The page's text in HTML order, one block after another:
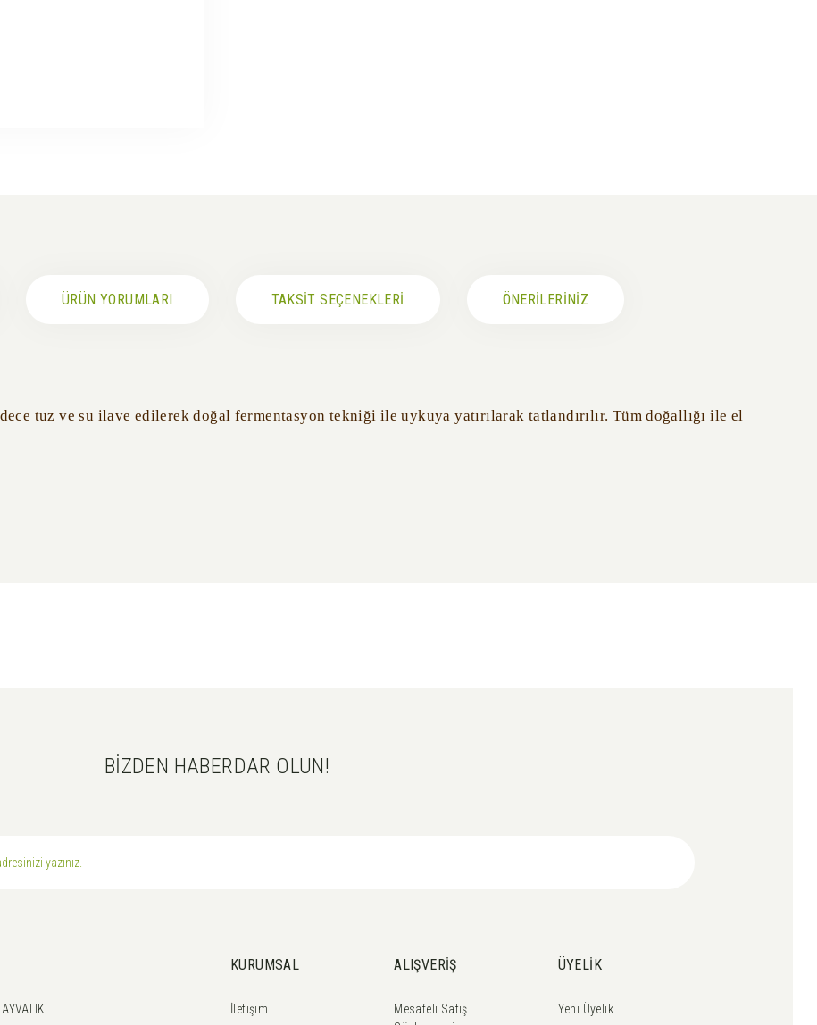
ÜRÜN YORUMLARI TAKSİT SEÇENEKLERİ ÖNERİLERİNİZ
tuz ve su ilave edilerek doğal fermentasyon tekniği ile uykuya yatırılarak tatlandırılır. Tüm doğallığı ile el
BİZDEN HABERDAR OLUN!
KURUMSAL
İletişim
ALIŞVERİŞ
Mesafeli Satış
ÜYELİK
Yeni Üyelik